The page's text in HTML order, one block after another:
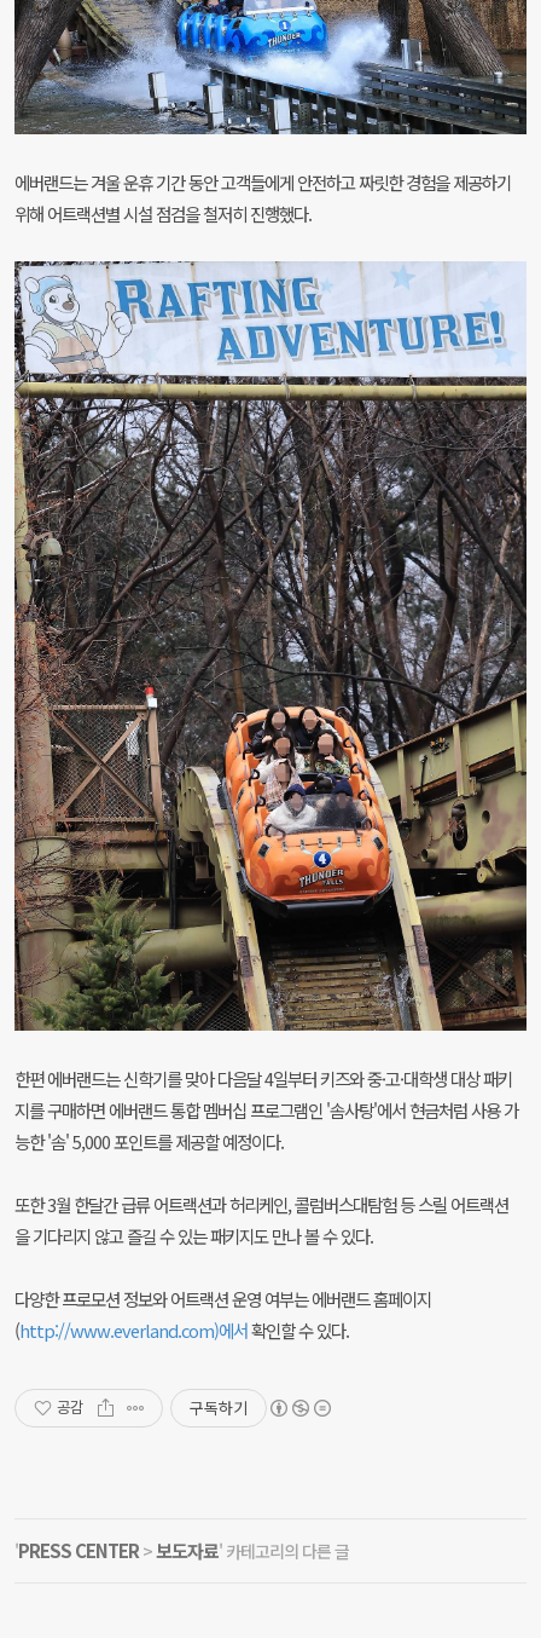
에버랜드는 겨울 운휴 기간 동안 고객들에게 안전하고 짜릿한 경험을 제공하기
위해 어트랙션별 시설 점검을 철저히 진행했다.
한편 에버랜드는 신학기를 맞아 다음달 4일부터 키즈와 중·고·대학생 대상 패키
지를 구매하면 에버랜드 통합 멤버십 프로그램인 '솜사탕'에서 현금처럼 사용 가
능한 '솜' 5,000 포인트를 제공할 예정이다.
또한 3월 한달간 급류 어트랙션과 허리케인, 콜럼버스대탐험 등 스릴 어트랙션
을 기다리지 않고 즐길 수 있는 패키지도 만나 볼 수 있다.
다양한 프로모션 정보와 어트랙션 운영 여부는 에버랜드 홈페이지
(http://www.everland.com)에서확인할 수 있다.
공감 구독하기
'PRESS CENTER >보도자료' 카테고리의 다른 글